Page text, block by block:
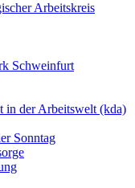
Arbeitskreis
Schweinfurt
in der Arbeitswelt (kda)
Sonntag